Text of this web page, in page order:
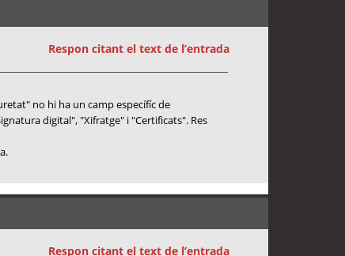
Respon citant el text de l’entrada
no hi ha un camp específíc de
digital", "Xifratge" i "Certificats". Res
Respon citant el text de l’entrada